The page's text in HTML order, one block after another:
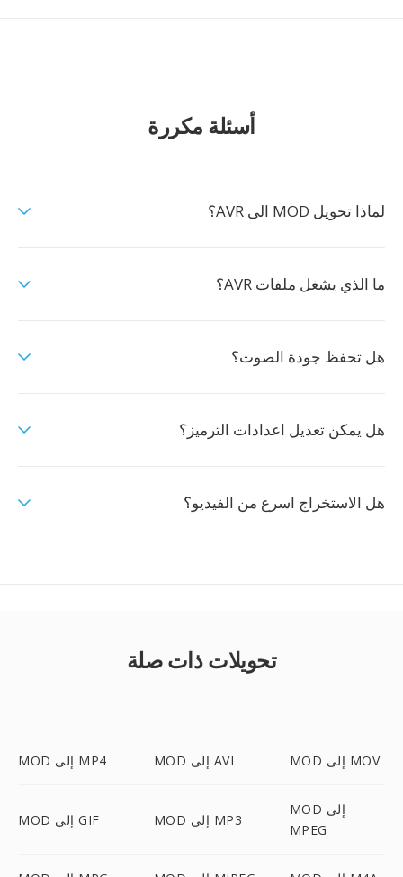
أسئلة مكررة
لماذا تحويل MOD الى AVR؟
ما الذي يشغل ملفات AVR؟
هل تحفظ جودة الصوت؟
هل يمكن تعديل اعدادات الترميز؟
هل الاستخراج اسرع من الفيديو؟
تحويلات ذات صلة
MOD إلى MP4 MOD إلى AVI MOD إلى MOV
MOD إلى GIF MOD إلى MP3
MOD إلى
MPEG